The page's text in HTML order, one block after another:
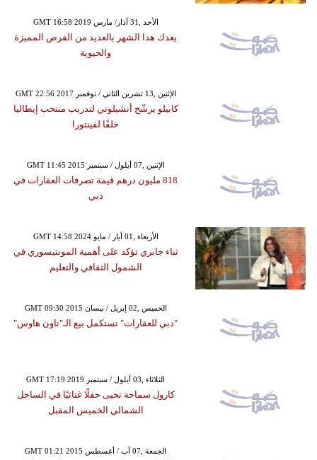
GMT 16:58 2019 الأحد ,31 آذار/ مارس
يعدك هذا الشهر بالعديد من الفرص المميزة
والحيوية
GMT 22:56 2017 الإثنين ,13 تشرين الثاني / نوفمبر
كابيلو يرشّح أنشيلوتي لتدريب منتخب إيطاليا
خلفًا لفينتورا
GMT 11:45 2015 الإثنين ,07 أيلول / سبتمبر
818 مليون درهم قيمة تصرفات العقارات في
دبي
GMT 14:58 2024 الأربعاء ,01 أيار / مايو
ثناء جابري تؤكد على أهمية المونتيسوري في
الشمول الثقافي والتعليم
GMT 09:30 2015 الخميس ,02 إبريل / نيسان
"دبي للعقارات" تستكمل بيع الـ"تاون هاوس"
GMT 17:19 2019 الثلاثاء ,03 أيلول / سبتمبر
كارول سماحة تحيى حفلًا غنائيًا في الساحل
الشمالي الخميس المقبل
GMT 01:21 2015 الجمعة ,07 آب / أغسطس